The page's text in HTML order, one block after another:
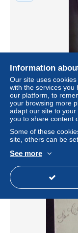
1385 THEME .
Status
Information
Our site uses
with the services you
our platform, to
your browsing more
adapt our site to
you to share content
Some of these
site, others can be
See more